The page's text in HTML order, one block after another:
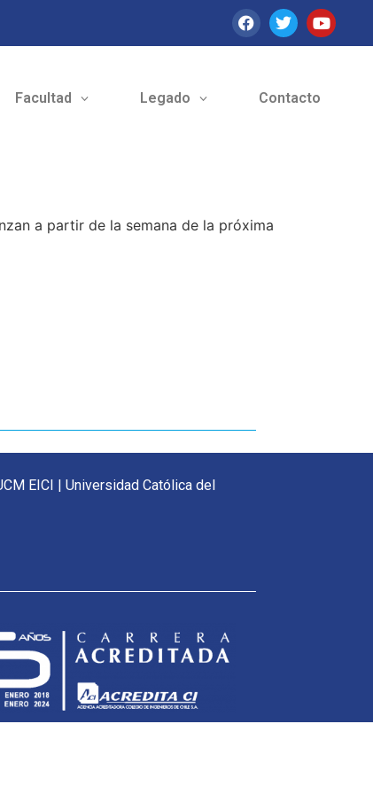
Facultad Legado Contacto
a partir de la semana de la próxima
EICI | Universidad Católica del